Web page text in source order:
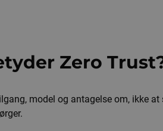
Zero
model og antagelse om, ikke